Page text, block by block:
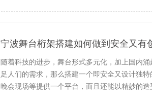
宁波舞台桁架搭建如何做到安全又有
随着科技的进步，舞台形式多元化，加上国内
足人们的需求，那么搭建一个即安全又设计独
晚会现场等提供一个平台，而且还能以精妙的